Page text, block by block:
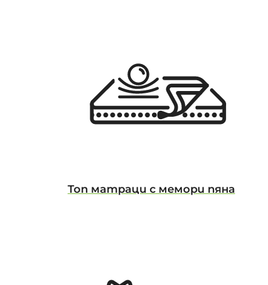
Топ матраци с мемори пяна